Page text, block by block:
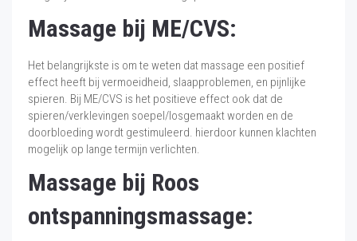
Massage bij ME/CVS:
Het belangrijkste is om te weten dat massage een positief
effect heeft bij vermoeidheid, slaapproblemen, en pijnlijke
spieren. Bij ME/CVS is het positieve effect ook dat de
spieren/verklevingen soepel/losgemaakt worden en de
doorbloeding wordt gestimuleerd. hierdoor kunnen klachten
mogelijk op lange termijn verlichten.
Massage bij Roos
ontspanningsmassage: